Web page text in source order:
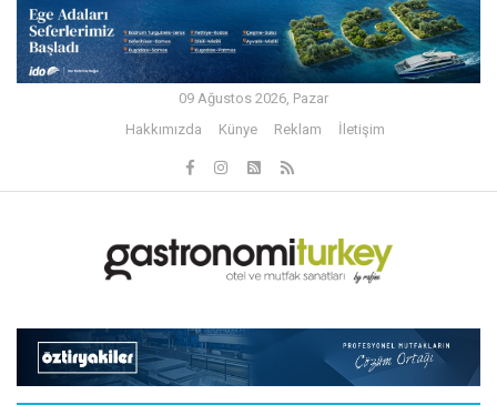
09 Ağustos 2026, Pazar
Hakkımızda
Künye Reklam İletişim